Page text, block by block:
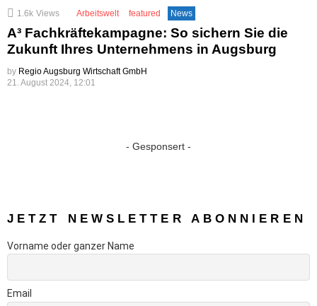
1.6k Views Arbeitswelt featured News
A³ Fachkräftekampagne: So sichern Sie die
Zukunft Ihres Unternehmens in Augsburg
by Regio Augsburg Wirtschaft GmbH
21. August 2024, 12:01
- Gesponsert -
JETZT NEWSLETTER ABONNIEREN
Vorname oder ganzer Name
Email